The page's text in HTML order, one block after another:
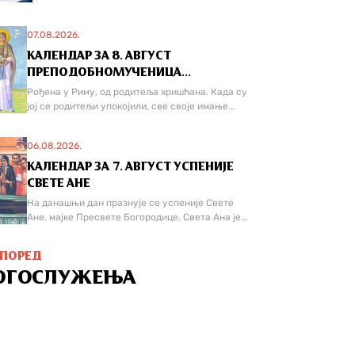
07.08.2026.
КАЛЕНДАР ЗА 8. АВГУСТ
ПРЕПОДОБНОМУЧЕНИЦА...
Рођена у Риму, од родитеља хришћана. Када су
јој се родитељи упокојили, све своје имање...
06.08.2026.
КАЛЕНДАР ЗА 7. АВГУСТ УСПЕНИЈЕ
СВЕТЕ АНЕ
На данашњи дан празнује се успеније Свете
Ане, мајке Пресвете Богородице. Света Ана је...